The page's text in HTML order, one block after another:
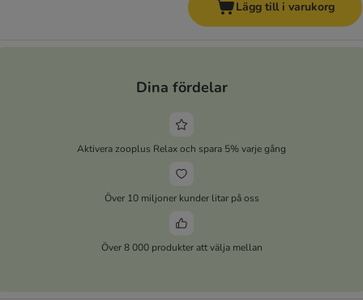
Lägg till i varukorg
Dina fördelar
Aktivera zooplus Relax och spara 5% varje gång
Över 10 miljoner kunder litar på oss
Över 8 000 produkter att välja mellan